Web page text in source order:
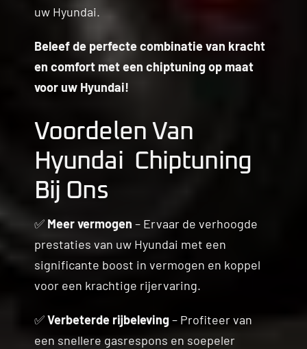
uw Hyundai.
Beleef de perfecte combinatie van kracht
en comfort met een chiptuning op maat
voor uw Hyundai!
Voordelen Van
Hyundai Chiptuning
Bij Ons
✅ Meer vermogen – Ervaar de verhoogde
prestaties van uw Hyundai met een
significante boost in vermogen en koppel
voor een krachtige rijervaring.
✅Verbeterde rijbeleving– Profiteer van
een snellere gasrespons en soepeler